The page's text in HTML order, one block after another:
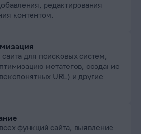
редактирования
контентом.
сайта для поисковых систем,
метатегов, создание
URL) и другие
функций сайта, выявление